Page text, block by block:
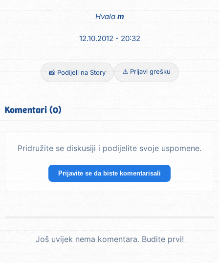
Hvala m
12.10.2012 - 20:32
📸 Podijeli na Story ⚠️ Prijavi grešku
Komentari (0)
Pridružite se diskusiji i podijelite svoje uspomene.
Prijavite se da biste komentarisali
Još uvijek nema komentara. Budite prvi!